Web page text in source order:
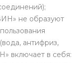
не образуют
антифриз,
включает в себя: